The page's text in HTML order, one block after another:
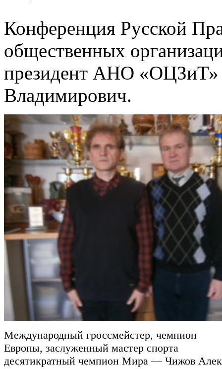
Конференция Русской
общественных
президент АНО «ОЦЗиТ»
Владимирович.
Международный гроссмейстер, чемпион
Европы, заслуженный мастер спорта
десятикратный чемпион Мира — Чижов